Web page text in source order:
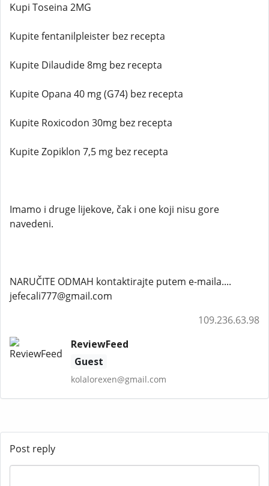
Kupi Toseina 2MG
Kupite fentanilpleister bez recepta
Kupite Dilaudide 8mg bez recepta
Kupite Opana 40 mg (G74) bez recepta
Kupite Roxicodon 30mg bez recepta
Kupite Zopiklon 7,5 mg bez recepta
Imamo i druge lijekove, čak i one koji nisu gore
navedeni.
NARUČITE ODMAH kontaktirajte putem e-maila....
jefecali777@gmail.com
109.236.63.98
ReviewFeed
Guest
kolalorexen@gmail.com
Post reply